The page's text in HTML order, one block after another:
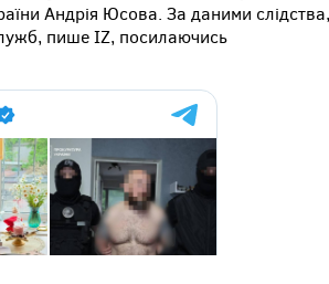
Андрія Юсова. За даними слідства,
пише IZ, посилаючись